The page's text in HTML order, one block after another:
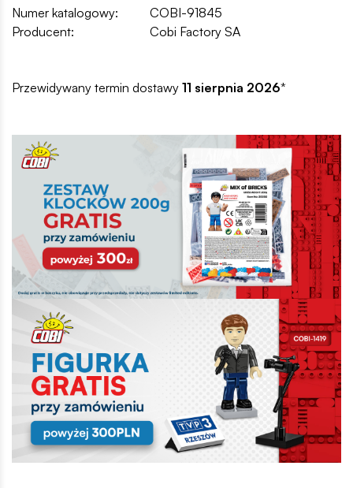
Numer katalogowy:
COBI-91845
Producent:
Cobi Factory SA
Przewidywany termin dostawy 11 sierpnia 2026*